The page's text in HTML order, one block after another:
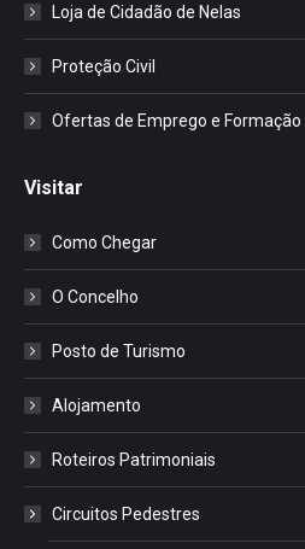
Loja de Cidadão de Nelas
Proteção Civil
Ofertas de Emprego e Formação
Visitar
Como Chegar
O Concelho
Posto de Turismo
Alojamento
Roteiros Patrimoniais
Circuitos Pedestres